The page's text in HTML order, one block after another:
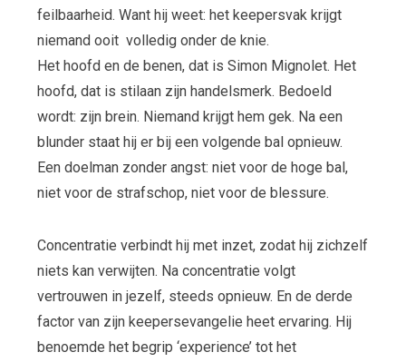
feilbaarheid. Want hij weet: het keepersvak krijgt
niemand ooit volledig onder de knie.
Het hoofd en de benen, dat is Simon Mignolet. Het
hoofd, dat is stilaan zijn handelsmerk. Bedoeld
wordt: zijn brein. Niemand krijgt hem gek. Na een
blunder staat hij er bij een volgende bal opnieuw.
Een doelman zonder angst: niet voor de hoge bal,
niet voor de strafschop, niet voor de blessure.
Concentratie verbindt hij met inzet, zodat hij zichzelf
niets kan verwijten. Na concentratie volgt
vertrouwen in jezelf, steeds opnieuw. En de derde
factor van zijn keepersevangelie heet ervaring. Hij
benoemde het begrip ‘experience’ tot het